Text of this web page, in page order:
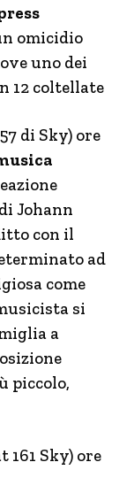
omicidio
uno dei
12 coltellate
di Sky) ore
Johann
con il
ad
come
si
a
piccolo,
161 Sky) ore